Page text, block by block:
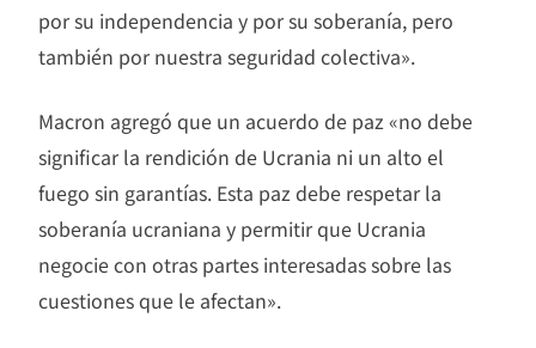
por su independencia y por su soberanía, pero
también por nuestra seguridad colectiva».
Macron agregó que un acuerdo de paz «no debe
significar la rendición de Ucrania ni un alto el
fuego sin garantías. Esta paz debe respetar la
soberanía ucraniana y permitir que Ucrania
negocie con otras partes interesadas sobre las
cuestiones que le afectan».